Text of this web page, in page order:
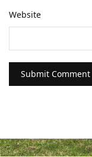
Website